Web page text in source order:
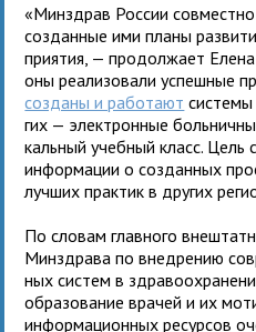
«Минздрав России
создан­ные ими планы
при­я­тия, — про­дол­жает
оны реа­ли­зо­вали успеш­ные
созданы и рабо­тают
гих — элек­трон­ные
каль­ный учеб­ный класс.
инфор­ма­ции о создан­ных
луч­ших прак­тик в дру­гих
По сло­вам глав­ного
Минздрава по внед­ре­нию
ных систем в
обра­зо­ва­ние вра­чей и их
инфор­ма­ци­он­ных ресур­сов